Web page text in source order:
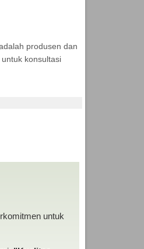
produsen dan
konsultasi
untuk